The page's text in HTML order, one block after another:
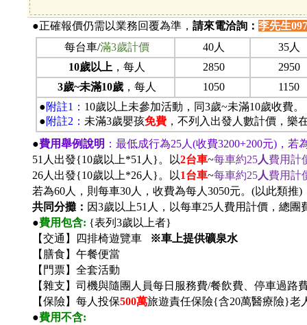
●正確報價仍需以業務回覆為準， 請來電洽詢： 李先生
每台車/滿3歲計價 40人
35人
10歲以上 ，每人 2850
2950
3歲~未滿10歲，每人 1050
1150
●附註1： 10歲以上未參加活動，同3歲~未滿10歲收費。
●附註2： 未滿3歲嬰孩免費 ，不列入出發人數計價，樂
●費用舉例說明 ：最低成行為25人(收費3200+200元)，若
51 人出發{10歲以上*51人}。以2台車~每車約25人費用計
26人出發{10歲以上*26人}。以1台車~每車約25人費用計
若為60人，則每車30人，收費為每人3050元。(以此類推)
共同分攤： 因3歲以上51人，以每車25人費用計價，總團
●費用包含: {表列3歲以上者}
【交通】
四排椅遊覽車
※車上提供礦泉水
【膳食】午餐便當
【門票】全套活動
【雜支】司機與隨團人員每日服務費/餐飲費、停車過路
【保險】每人投保500萬旅遊責任保險{含20萬醫療險}老
●費用不含: